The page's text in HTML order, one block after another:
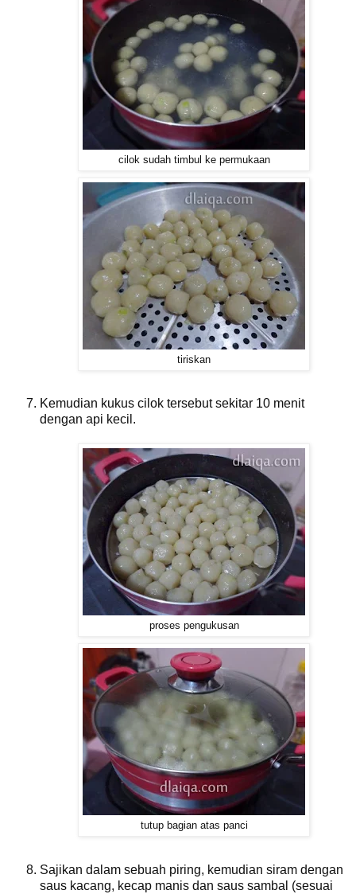
cilok sudah timbul ke permukaan
tiriskan
Kemudian kukus cilok tersebut sekitar 10 menit
dengan api kecil.
proses pengukusan
tutup bagian atas panci
Sajikan dalam sebuah piring, kemudian siram dengan
saus kacang, kecap manis dan saus sambal (sesuai